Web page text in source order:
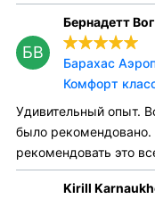
БВ
Бернадетт
Барахас
Комфорт
Удивительный опыт.
было рекомендовано.
рекомендовать это
Kirill